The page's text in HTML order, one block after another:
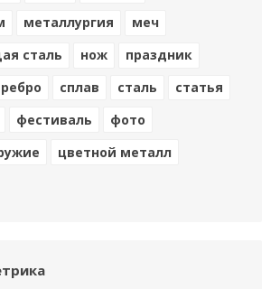
металлургия
меч
сталь
нож
праздник
сплав сталь
статья
фестиваль
фото
цветной металл